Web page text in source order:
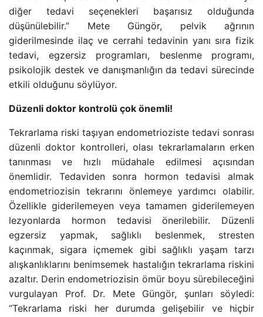
diğer tedavi seçenekleri başarısız olduğunda
düşünülebilir.” Mete Güngör, pelvik ağrının
giderilmesinde ilaç ve cerrahi tedavinin yanı sıra fizik
tedavi, egzersiz programları, beslenme programı,
psikolojik destek ve danışmanlığın da tedavi sürecinde
etkili olduğunu söylüyor.
Düzenli doktor kontrolü çok önemli!
Tekrarlama riski taşıyan endometrioziste tedavi sonrası
düzenli doktor kontrolleri, olası tekrarlamaların erken
tanınması ve hızlı müdahale edilmesi açısından
önemlidir. Tedaviden sonra hormon tedavisi almak
endometriozisin tekrarını önlemeye yardımcı olabilir.
Özellikle giderilemeyen veya tamamen giderilemeyen
lezyonlarda hormon tedavisi önerilebilir. Düzenli
egzersiz yapmak, sağlıklı beslenmek, stresten
kaçınmak, sigara içmemek gibi sağlıklı yaşam tarzı
alışkanlıklarını benimsemek hastalığın tekrarlama riskini
azaltır. Derin endometriozisin ömür boyu sürebileceğini
vurgulayan Prof. Dr. Mete Güngör, şunları söyledi:
“Tekrarlama riski her durumda gelişebilir ve hiçbir